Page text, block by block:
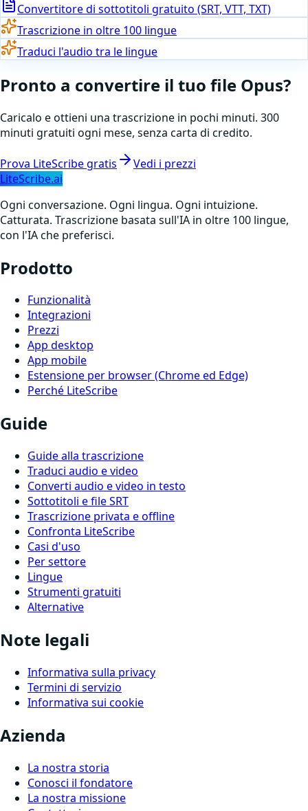
Convertitore di sottotitoli gratuito (SRT, VTT, TXT)
Trascrizione in oltre 100 lingue
Traduci l'audio tra le lingue
Pronto a convertire il tuo file Opus?
Caricalo e ottieni una trascrizione in pochi minuti. 300
minuti gratuiti ogni mese, senza carta di credito.
Prova LiteScribe gratis
Vedi i prezzi
LiteScribe.ai
Ogni conversazione. Ogni lingua. Ogni intuizione.
Catturata. Trascrizione basata sull'IA in oltre 100 lingue,
con l'IA che preferisci.
Prodotto
Funzionalità
Integrazioni
Prezzi
App desktop
App mobile
Estensione per browser (Chrome ed Edge)
Perché LiteScribe
Guide
Guide alla trascrizione
Traduci audio e video
Converti audio e video in testo
Sottotitoli e file SRT
Trascrizione privata e offline
Confronta LiteScribe
Casi d'uso
Per settore
Lingue
Strumenti gratuiti
Alternative
Note legali
Informativa sulla privacy
Termini di servizio
Informativa sui cookie
Azienda
La nostra storia
Conosci il fondatore
La nostra missione